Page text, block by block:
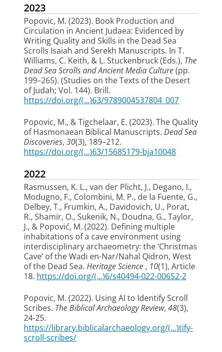
2023
Popovic, M. (2023). Book Production and
Circulation in Ancient Judaea: Evidenced by
Writing Quality and Skills in the Dead Sea
Scrolls Isaiah and Serekh Manuscripts. In T.
Williams, C. Keith, & L. Stuckenbruck (Eds.), The
Dead Sea Scrolls and Ancient Media Culture(pp.
199–265). (Studies on the Texts of the Desert
of Judah; Vol. 144). Brill.
https://doi.org/(...)63/9789004537804_007
Popovic, M., & Tigchelaar, E. (2023). The Quality
of Hasmonaean Biblical Manuscripts. Dead Sea
Discoveries, 30(3), 189–212.
https://doi.org/(...)63/15685179-bja10048
2022
Rasmussen, K. L., van der Plicht, J., Degano, I.,
Modugno, F., Colombini, M. P., de la Fuente, G.,
Delbey, T., Frumkin, A., Davidovich, U., Porat,
R., Shamir, O., Sukenik, N., Doudna, G., Taylor,
J., & Popović, M. (2022). Defining multiple
inhabitations of a cave environment using
interdisciplinary archaeometry: the ‘Christmas
Cave’ of the Wadi en-Nar/Nahal Qidron, West
of the Dead Sea. Heritage Science , 10(1), Article
18. https://doi.org/(...)6/s40494-022-00652-2
Popovic, M. (2022). Using AI to Identify Scroll
Scribes. The Biblical Archaeology Review, 48(3),
24-25.
https://library.biblicalarchaeology.org/(...)tify-
scroll-scribes/